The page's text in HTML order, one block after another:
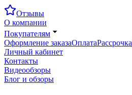
Отзывы
О компании
Покупателям
Оформление заказаОплатаРассрочка
Личный кабинет
Контакты
Видеообзоры
Блог и обзоры